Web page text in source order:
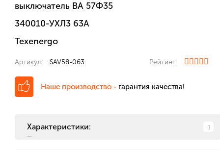
выключатель ВА 57Ф35
340010-УХЛ3 63А
Texenergo
Артикул: SAV58-063 Рейтинг:
Наше производство - гарантия качества!
Характеристики: